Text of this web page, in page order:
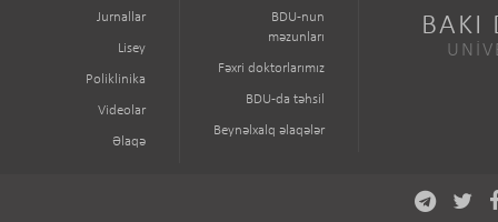
Jurnallar
Lisey
Poliklinika
Videolar
Əlaqə
BDU-nun
məzunları
Fəxri doktorlarımız
BDU-da təhsil
Beynəlxalq əlaqələr
BAKI